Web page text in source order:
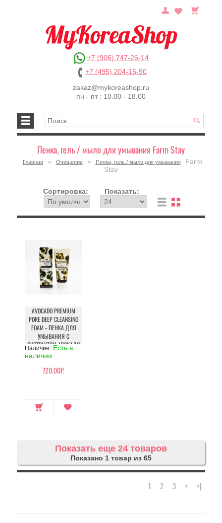
+7 (906) 747-26-14
+7 (495) 204-15-90
zakaz@mykoreashop.ru
пн - пт : 10.00 - 18.00
Пенка, гель / мыло для умывания Farm Stay
Главная » Очищение » Пенка, гель / мыло для умывания
Farm
Stay
Сортировка: Показать:
AVOCADO PREMIUM
PORE DEEP CLEANSING
FOAM - ПЕНКА ДЛЯ
УМЫВАНИЯ C
ЭКСТРАКТОМ АВОКАДО
Наличие: Есть в
наличии
720.00Р.
Показать еще 24 товаров
Показано 1 товар из 65
1 2 3 > >|